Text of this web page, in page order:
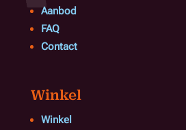
Aanbod
FAQ
Contact
Winkel
Winkel